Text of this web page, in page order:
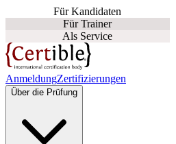
Für Kandidaten
Für Trainer
Als Service
AnmeldungZertifizierungen
Über die Prüfung